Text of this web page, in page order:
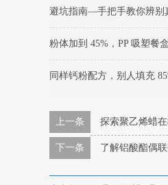
避坑指南—手把手教你辨别
粉体加到 45%，PP 吸塑餐
同样钙粉配方，别人填充
上一条 探索聚乙烯蜡
下一条 了解铝酸酯偶